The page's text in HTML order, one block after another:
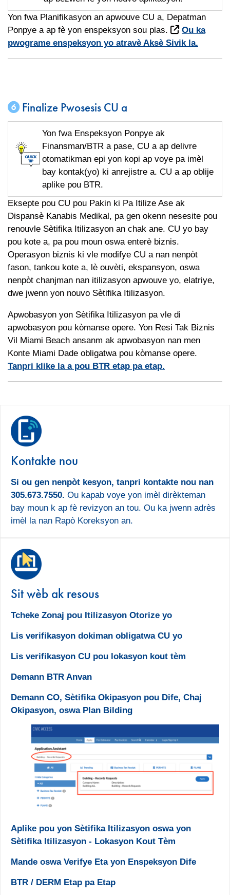
Yon fwa Planifikasyon an apwouve CU a, Depatman
Ponpye a ap fè yon enspeksyon sou plas.
Ou ka
pwograme enspeksyon yo atravè Aksè Sivik la.
Finalize Pwosesis CU a
Yon fwa Enspeksyon Ponpye ak
Finansman/BTR a pase, CU a ap delivre
otomatikman epi yon kopi ap voye pa imèl
bay kontak(yo) ki anrejistre a. CU a ap oblije
aplike pou BTR.
Eksepte pou CU pou Pakin ki Pa Itilize Ase ak
Dispansè Kanabis Medikal, pa gen okenn nesesite pou
renouvle Sètifika Itilizasyon an chak ane. CU yo bay
pou kote a, pa pou moun oswa enterè biznis.
Operasyon biznis ki vle modifye CU a nan nenpòt
fason, tankou kote a, lè ouvèti, ekspansyon, oswa
nenpòt chanjman nan itilizasyon apwouve yo, elatriye,
dwe jwenn yon nouvo Sètifika Itilizasyon.
Apwobasyon yon Sètifika Itilizasyon pa vle di
apwobasyon pou kòmanse opere. Yon Resi Tak Biznis
Vil Miami Beach ansanm ak apwobasyon nan men
Konte Miami Dade obligatwa pou kòmanse opere.
Tanpri klike la a pou BTR etap pa etap.
Kontakte nou
Si ou gen nenpòt kesyon, tanpri kontakte nou nan
305.673.7550. Ou kapab voye yon imèl dirèkteman
bay moun k ap fè revizyon an tou. Ou ka jwenn adrès
imèl la nan Rapò Koreksyon an.
Sit wèb ak resous
Tcheke Zonaj pou Itilizasyon Otorize yo
Lis verifikasyon dokiman obligatwa CU yo
Lis verifikasyon CU pou lokasyon kout tèm
Demann BTR Anvan
Demann CO, Sètifika Okipasyon pou Dife, Chaj
Okipasyon, oswa Plan Bilding
Aplike pou yon Sètifika Itilizasyon oswa yon
Sètifika Itilizasyon - Lokasyon Kout Tèm
Mande oswa Verifye Eta yon Enspeksyon Dife
BTR / DERM Etap pa Etap